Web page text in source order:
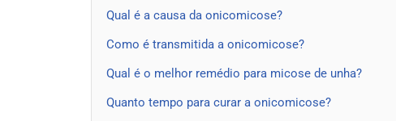
Qual é a causa da onicomicose?
Como é transmitida a onicomicose?
Qual é o melhor remédio para micose de unha?
Quanto tempo para curar a onicomicose?